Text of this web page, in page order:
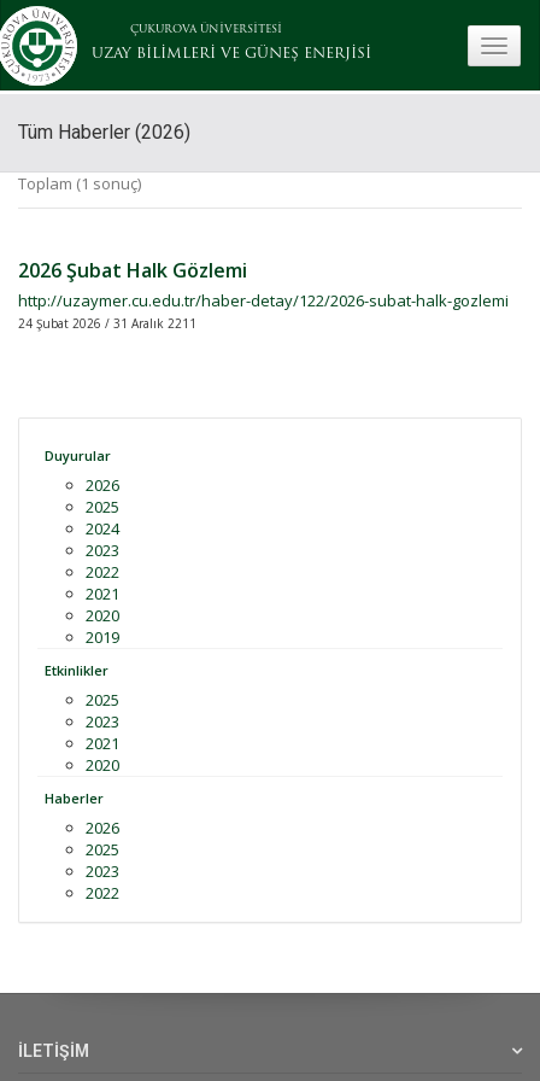
ÇUKUROVA ÜNİVERSİTESİ
UZAY BİLİMLERİ VE GÜNEŞ ENERJİSİ
Tüm Haberler (2026)
Toplam (1 sonuç)
2026 Şubat Halk Gözlemi
http://uzaymer.cu.edu.tr/haber-detay/122/2026-subat-halk-gozlemi
24 Şubat 2026 / 31 Aralık 2211
Duyurular
2026
2025
2024
2023
2022
2021
2020
2019
Etkinlikler
2025
2023
2021
2020
Haberler
2026
2025
2023
2022
İLETİŞİM